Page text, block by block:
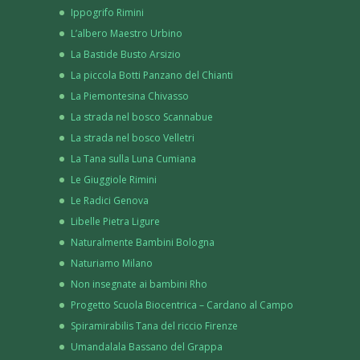
Ippogrifo Rimini
L’albero Maestro Urbino
La Bastide Busto Arsizio
La piccola Botti Panzano del Chianti
La Piemontesina Chivasso
La strada nel bosco Scannabue
La strada nel bosco Velletri
La Tana sulla Luna Cumiana
Le Giuggiole Rimini
Le Radici Genova
Libelle Pietra Ligure
Naturalmente Bambini Bologna
Naturiamo Milano
Non insegnate ai bambini Rho
Progetto Scuola Biocentrica – Cardano al Campo
Spiramirabilis Tana del riccio Firenze
Umandalala Bassano del Grappa